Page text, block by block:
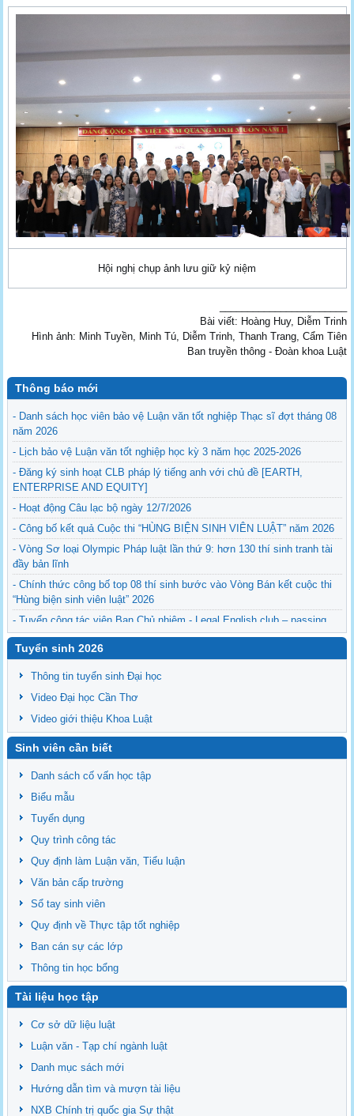
Hội nghị chụp ảnh lưu giữ kỷ niệm
Bài viết: Hoàng Huy, Diễm Trinh
Hình ảnh: Minh Tuyền, Minh Tú, Diễm Trinh, Thanh Trang, Cẩm Tiên
Ban truyền thông - Đoàn khoa Luật
Thông báo mới
- Danh sách học viên bảo vệ Luận văn tốt nghiệp Thạc sĩ đợt tháng 08
năm 2026
- Lịch bảo vệ Luận văn tốt nghiệp học kỳ 3 năm học 2025-2026
- Đăng ký sinh hoạt CLB pháp lý tiếng anh với chủ đề [EARTH,
ENTERPRISE AND EQUITY]
- Hoạt động Câu lạc bộ ngày 12/7/2026
- Công bố kết quả Cuộc thi “HÙNG BIỆN SINH VIÊN LUẬT” năm 2026
- Vòng Sơ loại Olympic Pháp luật lần thứ 9: hơn 130 thí sinh tranh tài
đầy bản lĩnh
- Chính thức công bố top 08 thí sinh bước vào Vòng Bán kết cuộc thi
“Hùng biện sinh viên luật” 2026
- Tuyển cộng tác viên Ban Chủ nhiệm - Legal English club – passing
the torch
- Sinh hoạt của CLB Tiếng Anh pháp lý 05-2026
- Kế hoạch bào vệ Luận văn/Đề án thạc sĩ ngày 26/06/2026
Tuyển sinh 2026
Thông tin tuyển sinh Đại học
Video Đại học Cần Thơ
Video giới thiệu Khoa Luật
Sinh viên cần biết
Danh sách cố vấn học tập
Biểu mẫu
Tuyển dụng
Quy trình công tác
Quy định làm Luận văn, Tiểu luận
Văn bản cấp trường
Sổ tay sinh viên
Quy định về Thực tập tốt nghiệp
Ban cán sự các lớp
Thông tin học bổng
Tài liệu học tập
Cơ sở dữ liệu luật
Luận văn - Tạp chí ngành luật
Danh mục sách mới
Hướng dẫn tìm và mượn tài liệu
NXB Chính trị quốc gia Sự thật